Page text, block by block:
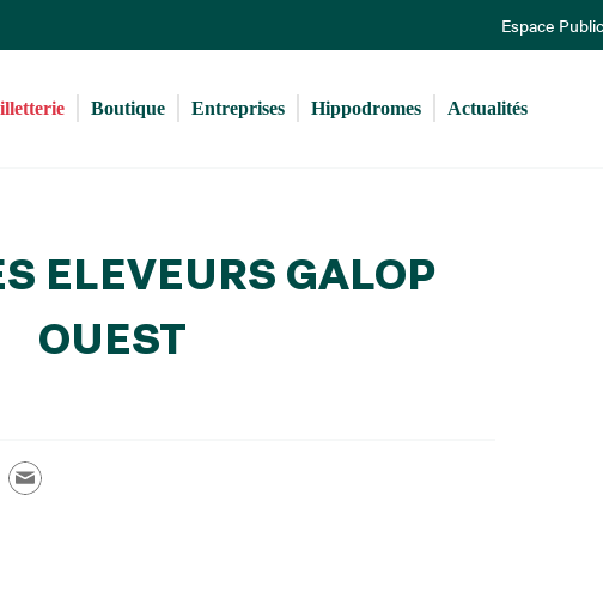
au
principal
Espace Public
Boutique Entreprises Hippodromes Actualités
ELEVEURS GALOP
OUEST